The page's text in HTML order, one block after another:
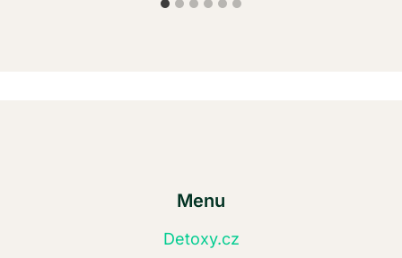
Menu
Detoxy.cz